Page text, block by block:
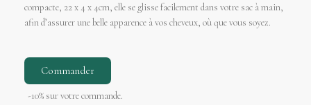
compacte, 22 x 4 x 4cm, elle se glisse facilement dans votre sac à main,
afin d’assurer une belle apparence à vos cheveux, où que vous soyez.
Commander
-10% sur votre commande.